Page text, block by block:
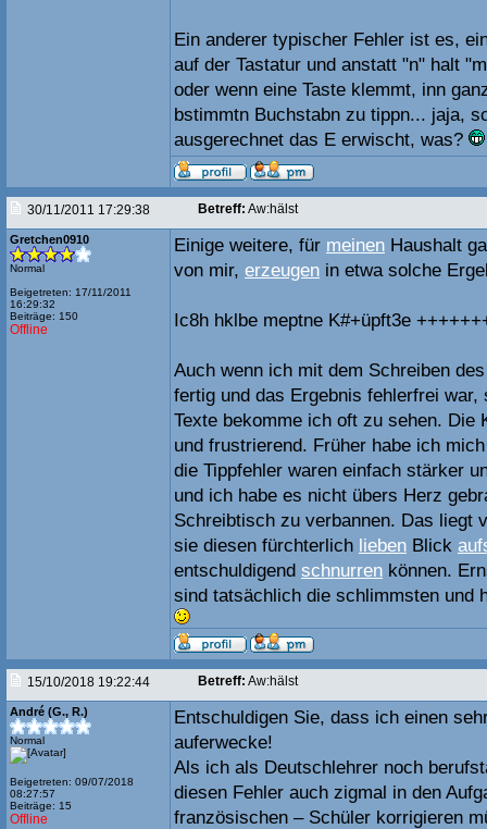
Ein anderer typischer Fehler ist es,
auf der Tastatur und anstatt "n" halt
oder wenn eine Taste klemmt, inn
bstimmtn Buchstabn zu tippn... jaja,
ausgerechnet das E erwischt, was?
30/11/2011 17:29:38 Betreff: Aw:hälst
Gretchen0910
Normal
Beigetreten: 17/11/2011
16:29:32
Beiträge: 150
Offline
Einige weitere, für meinen Haushalt
von mir, erzeugen in etwa solche
Ic8h hklbe meptne K#+üpft3e
Auch wenn ich mit dem Schreiben
fertig und das Ergebnis fehlerfrei war,
Texte bekomme ich oft zu sehen. Die
und frustrierend. Früher habe ich
die Tippfehler waren einfach stärker
und ich habe es nicht übers Herz
Schreibtisch zu verbannen. Das liegt
sie diesen fürchterlich lieben Blick
entschuldigend schnurren können.
sind tatsächlich die schlimmsten und
15/10/2018 19:22:44 Betreff: Aw:hälst
André (G., R.)
Normal
Beigetreten: 09/07/2018
08:27:57
Beiträge: 15
Offline
Entschuldigen Sie, dass ich einen
auferwecke!
Als ich als Deutschlehrer noch
diesen Fehler auch zigmal in den
französischen – Schüler korrigieren